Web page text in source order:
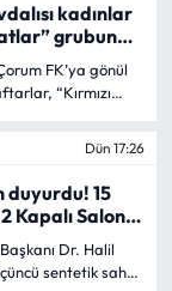
kazanırım?'
ediyor. O eski
kayboluyor.
kültürü?” dedi.
kadınlar
grubunu
FK’ya gönül
“Kırmızı
takıma Süper
Dün 17:26
duyurdu! 15
Kapalı Salon
Dr. Halil
sentetik saha